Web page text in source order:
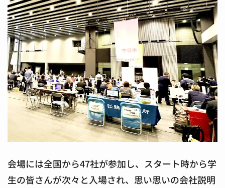
会場には全国から47社が参加し、スタート時から学
生の皆さんが次々と入場され、思い思いの会社説明